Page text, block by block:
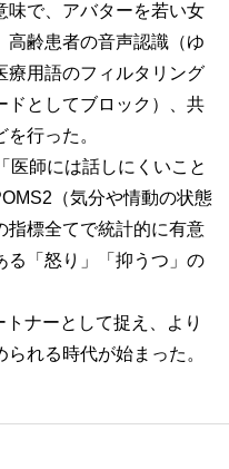
で、アバターを若い女
高齢患者の音声認識（ゆ
療用語のフィルタリング
ドとしてブロック）、共
行った。
師には話しにくいこと
（気分や情動の状態
指標全てで統計的に有意
る「怒り」「抑うつ」の
ナーとして捉え、より
れる時代が始まった。